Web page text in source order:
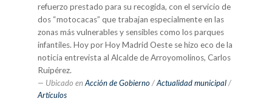
refuerzo prestado para su recogida, con el servicio de
dos “motocacas” que trabajan especialmente en las
zonas más vulnerables y sensibles como los parques
infantiles. Hoy por Hoy Madrid Oeste se hizo eco de la
noticia entrevista al Alcalde de Arroyomolinos, Carlos
Ruipérez.
Ubicado en Acción de Gobierno /Actualidad municipal /
Artículos